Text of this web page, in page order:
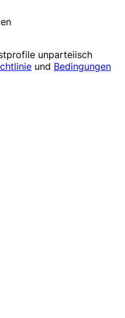
unparteiisch
und Bedingungen